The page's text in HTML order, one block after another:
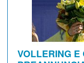
VOLLERING E